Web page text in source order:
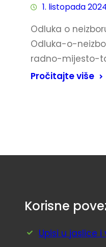
1. listopada
Odluka o
Odluka-o-
radno-mijesto-
Pročitajte više
Korisne
Upisi u jaslice i